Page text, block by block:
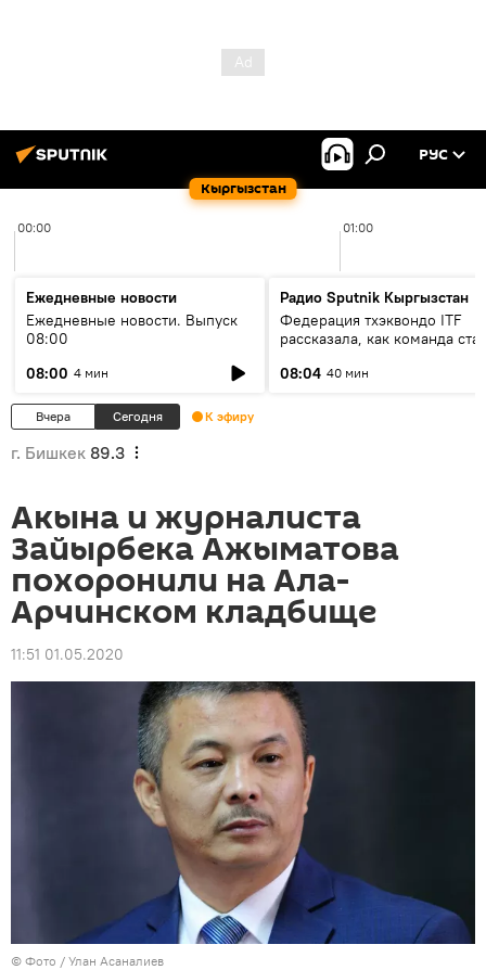
Кыргызстан
РУС
00:00 01:00
Ежедневные новости
Ежедневные новости. Выпуск
08:00
08:00 4 мин
Радио Sputnik Кыргызстан
Федерация тхэквондо ITF
рассказала, как команда
08:04 40 мин
Вчера Сегодня К эфиру
г. Бишкек 89.3
Акына и журналиста
Зайырбека Ажыматова
похоронили на Ала-
Арчинском кладбище
11:51 01.05.2020
© Фото / Улан Асаналиев